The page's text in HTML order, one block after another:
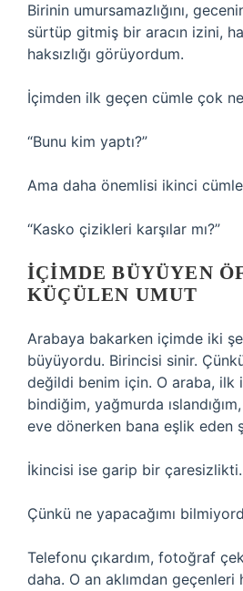
Birinin umursamazlığını,
sürtüp gitmiş bir aracın izini,
haksızlığı görüyordum.
İçimden ilk geçen cümle çok
“Bunu kim yaptı?”
Ama daha önemlisi ikinci
“Kasko çizikleri karşılar mı?”
İÇIMDE BÜYÜYEN
KÜÇÜLEN UMUT
Arabaya bakarken içimde iki
büyüyordu. Birincisi sinir.
değildi benim için. O araba, ilk
bindiğim, yağmurda
eve dönerken bana eşlik eden
İkincisi ise garip bir çaresizlikti.
Çünkü ne yapacağımı
Telefonu çıkardım, fotoğraf
daha. O an aklımdan geçenleri